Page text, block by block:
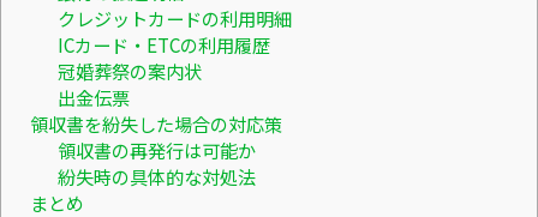
クレジットカードの利用明細
ICカード・ETCの利用履歴
冠婚葬祭の案内状
出金伝票
領収書を紛失した場合の対応策
領収書の再発行は可能か
紛失時の具体的な対処法
まとめ